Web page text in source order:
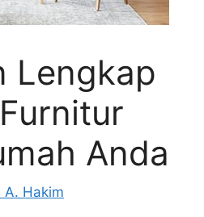
Lengkap
Anda
A. Hakim